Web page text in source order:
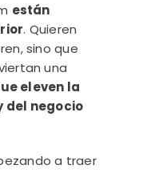
están
. Quieren
sino que
una
eleven la
del negocio
a traer